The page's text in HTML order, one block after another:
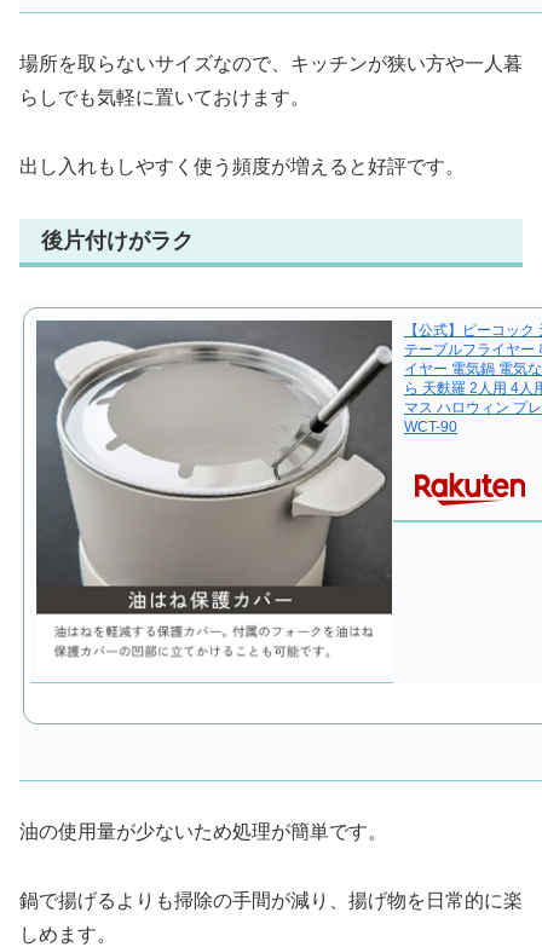
場所を取らないサイズなので、キッチンが狭い方や一人暮
らしでも気軽に置いておけます。
出し入れもしやすく使う頻度が増えると好評です。
後片付けがラク
【公式】ピーコッ
テーブルフライヤー
イヤー 電気鍋 電気
ら 天麩羅 2人用 4人
マス ハロウィン プ
WCT-90
油の使用量が少ないため処理が簡単です。
鍋で揚げるよりも掃除の手間が減り、揚げ物を日常的に楽
しめます。